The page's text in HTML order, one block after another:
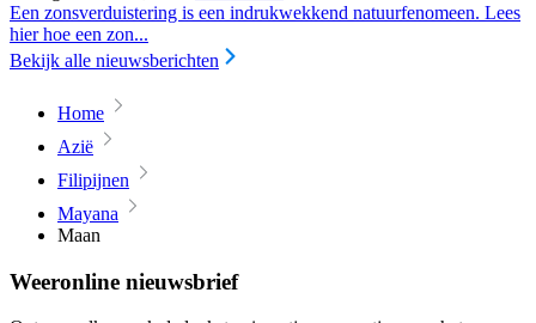
Een zonsverduistering is een indrukwekkend natuurfenomeen. Lees
hier hoe een zon...
Bekijk alle nieuwsberichten
Home
Azië
Filipijnen
Mayana
Maan
Weeronline nieuwsbrief